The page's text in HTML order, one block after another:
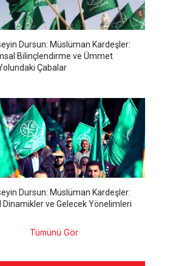
Dursun: Müslüman Kardeşler:
Bilinçlendirme ve Ümmet
Çabalar
Dursun: Müslüman Kardeşler:
Dinamikler ve Gelecek Yönelimleri
Tümünü Gör